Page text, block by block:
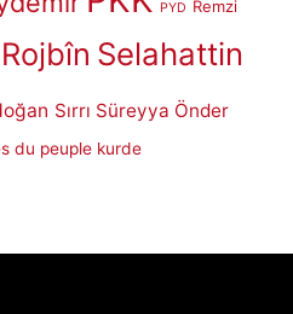
PYD Remzi
Rojbîn Selahattin
Sırrı Süreyya Önder
du peuple kurde